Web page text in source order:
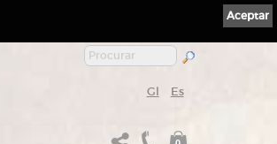
Gl Es
Aceptar